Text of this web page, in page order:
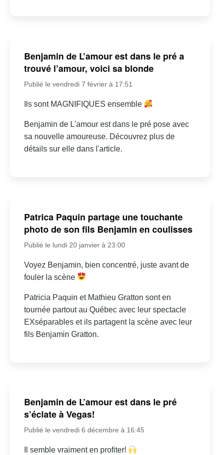
Benjamin de L’amour est dans le pré a
trouvé l’amour, voici sa blonde
Publié le vendredi 7 février à 17:51
Ils sont MAGNIFIQUES ensemble
Benjamin de L'amour est dans le pré pose avec
sa nouvelle amoureuse. Découvrez plus de
détails sur elle dans l'article.
Patrica Paquin partage une touchante
photo de son fils Benjamin en coulisses
Publié le lundi 20 janvier à 23:00
Voyez Benjamin, bien concentré, juste avant de
fouler la scène
Patricia Paquin et Mathieu Gratton sont en
tournée partout au Québec avec leur spectacle
EXséparables et ils partagent la scène avec leur
fils Benjamin Gratton.
Benjamin de L’amour est dans le pré
s’éclate à Vegas!
Publié le vendredi 6 décembre à 16:45
Il semble vraiment en profiter!